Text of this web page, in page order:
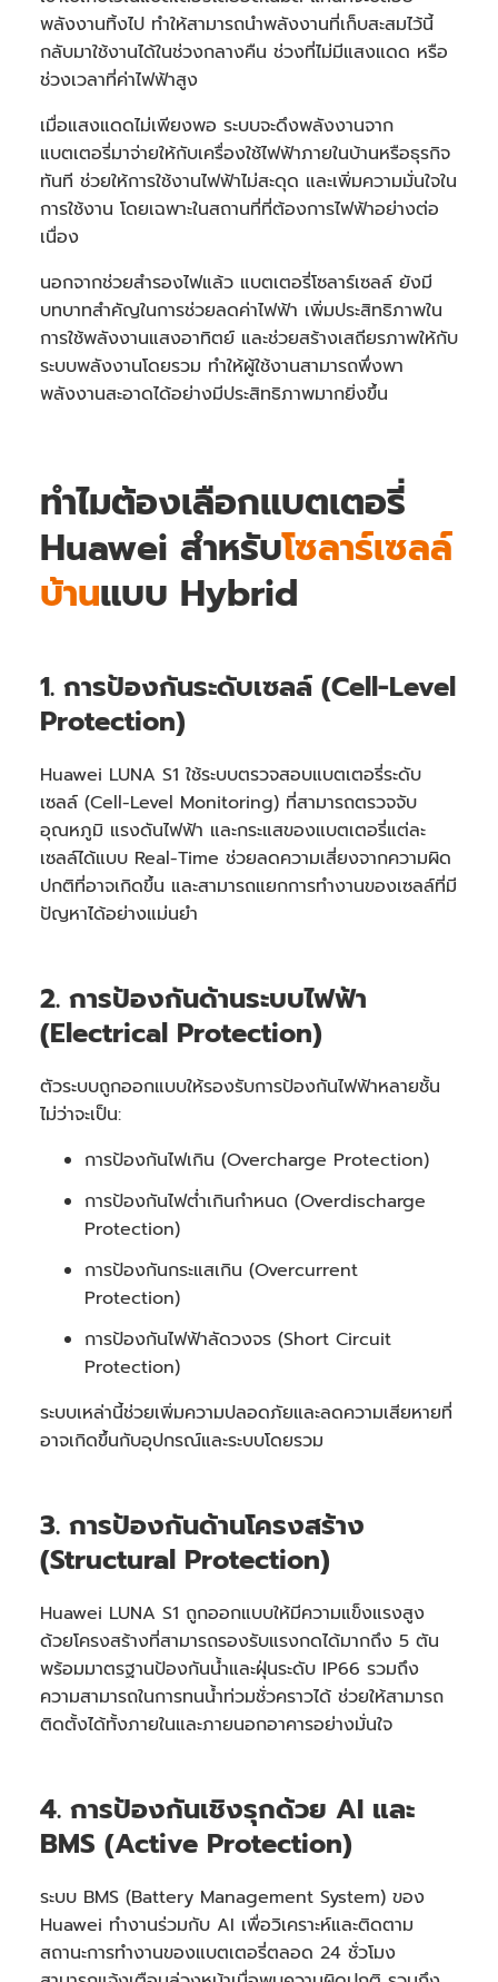
พลังงานทิ้งไป ทำให้สามารถนำพลังงานที่เก็บสะสมไว้นี้
กลับมาใช้งานได้ในช่วงกลางคืน ช่วงที่ไม่มีแสงแดด หรือ
ช่วงเวลาที่ค่าไฟฟ้าสูง
เมื่อแสงแดดไม่เพียงพอ ระบบจะดึงพลังงานจาก
แบตเตอรี่มาจ่ายให้กับเครื่องใช้ไฟฟ้าภายในบ้านหรือธุรกิจ
ทันที ช่วยให้การใช้งานไฟฟ้าไม่สะดุด และเพิ่มความมั่นใจใน
การใช้งาน โดยเฉพาะในสถานที่ที่ต้องการไฟฟ้าอย่างต่อ
เนื่อง
นอกจากช่วยสำรองไฟแล้ว แบตเตอรี่โซลาร์เซลล์ ยังมี
บทบาทสำคัญในการช่วยลดค่าไฟฟ้า เพิ่มประสิทธิภาพใน
การใช้พลังงานแสงอาทิตย์ และช่วยสร้างเสถียรภาพให้กับ
ระบบพลังงานโดยรวม ทำให้ผู้ใช้งานสามารถพึ่งพา
พลังงานสะอาดได้อย่างมีประสิทธิภาพมากยิ่งขึ้น
ทำไมต้องเลือกแบตเตอรี่
Huawei สำหรับโซลาร์เซลล์
บ้านแบบ Hybrid
1. การป้องกันระดับเซลล์ (Cell-Level
Protection)
Huawei LUNA S1 ใช้ระบบตรวจสอบแบตเตอรี่ระดับ
เซลล์ (Cell-Level Monitoring) ที่สามารถตรวจจับ
อุณหภูมิ แรงดันไฟฟ้า และกระแสของแบตเตอรี่แต่ละ
เซลล์ได้แบบ Real-Time ช่วยลดความเสี่ยงจากความผิด
ปกติที่อาจเกิดขึ้น และสามารถแยกการทำงานของเซลล์ที่มี
ปัญหาได้อย่างแม่นยำ
2. การป้องกันด้านระบบไฟฟ้า
(Electrical Protection)
ตัวระบบถูกออกแบบให้รองรับการป้องกันไฟฟ้าหลายชั้น
ไม่ว่าจะเป็น:
การป้องกันไฟเกิน (Overcharge Protection)
การป้องกันไฟต่ำเกินกำหนด (Overdischarge
Protection)
การป้องกันกระแสเกิน (Overcurrent
Protection)
การป้องกันไฟฟ้าลัดวงจร (Short Circuit
Protection)
ระบบเหล่านี้ช่วยเพิ่มความปลอดภัยและลดความเสียหายที่
อาจเกิดขึ้นกับอุปกรณ์และระบบโดยรวม
3. การป้องกันด้านโครงสร้าง
(Structural Protection)
Huawei LUNA S1 ถูกออกแบบให้มีความแข็งแรงสูง
ด้วยโครงสร้างที่สามารถรองรับแรงกดได้มากถึง 5 ตัน
พร้อมมาตรฐานป้องกันน้ำและฝุ่นระดับ IP66 รวมถึง
ความสามารถในการทนน้ำท่วมชั่วคราวได้ ช่วยให้สามารถ
ติดตั้งได้ทั้งภายในและภายนอกอาคารอย่างมั่นใจ
4. การป้องกันเชิงรุกด้วย AI และ
BMS (Active Protection)
ระบบ BMS (Battery Management System) ของ
Huawei ทำงานร่วมกับ AI เพื่อวิเคราะห์และติดตาม
สถานะการทำงานของแบตเตอรี่ตลอด 24 ชั่วโมง